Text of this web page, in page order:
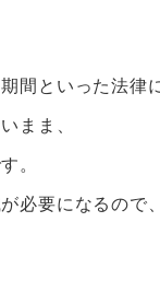
間といった法律
まま、
。
必要になるので